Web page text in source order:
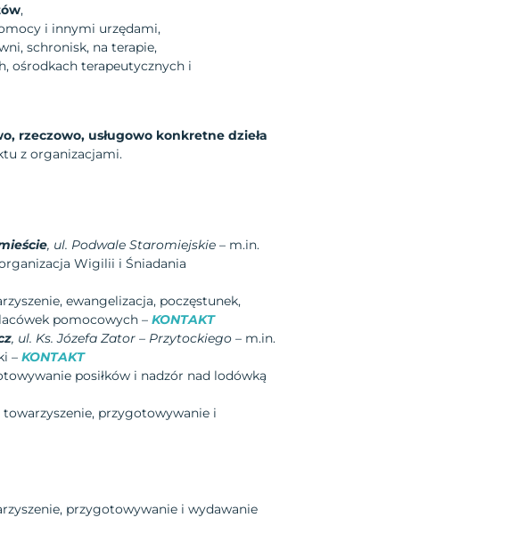
,
i innymi urzędami,
schronisk, na terapie,
ośrodkach terapeutycznych i
rzeczowo, usługowo konkretne dzieła
z organizacjami.
, ul. Podwale Staromiejskie – m.in.
Wigilii i Śniadania
ewangelizacja, poczęstunek,
pomocowych – KONTAKT
, ul. Ks. Józefa Zator – Przytockiego – m.in.
– KONTAKT
posiłków i nadzór nad lodówką
towarzyszenie, przygotowywanie i
przygotowywanie i wydawanie